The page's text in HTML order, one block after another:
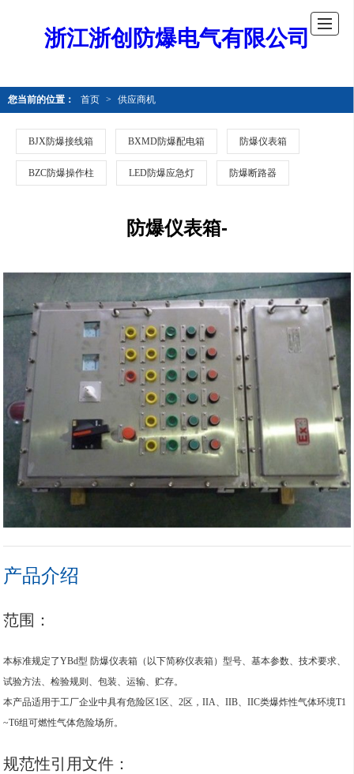
浙江浙创防爆电气有限公司
您当前的位置： 首页 > 供应商机
BJX防爆接线箱 BXMD防爆配电箱 防爆仪表箱
BZC防爆操作柱 LED防爆应急灯 防爆断路器
防爆仪表箱-
产品介绍
范围：
本标准规定了YBd型 防爆仪表箱（以下简称仪表箱）型号、基本参数、技术要求、
试验方法、检验规则、包装、运输、贮存。
本产品适用于工厂企业中具有危险区1区、2区，IIA、IIB、IIC类爆炸性气体环境T1
~T6组可燃性气体危险场所。
规范性引用文件：